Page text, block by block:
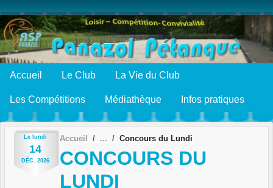
Accueil Le Club La Vie du Club
Les Compétitions Médiathèque Infos pratiques
Le lundi
14
DÉC. 2026
Accueil Concours du Lundi
CONCOURS DU
LUNDI